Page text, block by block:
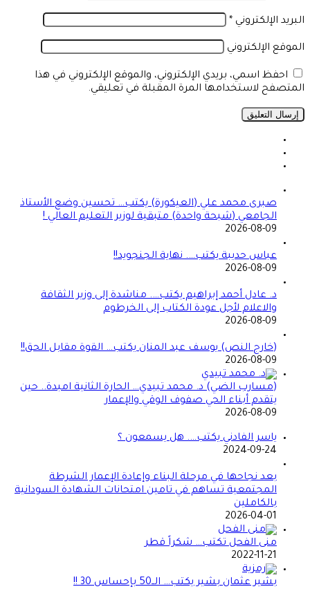
البريد الإلكتروني *
الموقع الإلكتروني
احفظ اسمي، بريدي الإلكتروني، والموقع الإلكتروني في هذا
المتصفح لاستخدامها المرة المقبلة في تعليقي.
صبرى محمد علي (العيكورة) يكتب… تحسين وضع الأستاذ
الجامعي (شبحة واحدة) متبقية لوزير التعليم العالي !
2026-08-09
عباس حديبة يكتب…. نهاية الجنجويد!!
2026-08-09
د. عادل أحمد إبراهيم يكتب…. مناشدة إلى وزير الثقافة
والاعلام لأجل عودة الكتاب إلى الخرطوم
2026-08-09
(خارج النص) يوسف عبد المنان يكتب… القوة مقابل الحق!!
2026-08-09
(مسارب الضي) د. محمد تبيدي… الحارة الثانية امبدة.. حين
يتقدم أبناء الحي صفوف الوقي والإعمار
2026-08-09
ياسر الفادني يكتب…. هل يسمعون ؟
2024-09-24
بعد نجاحها في مرحلة البناء وإعادة الإعمار الشرطة
المجتمعية تساهم في تامين امتحانات الشهادة السودانية
بالكاملين
2026-04-01
منى الفحل تكتب… شكراً قطر
2022-11-21
بشير عثمان بشير يكتب… الــ50 بإحساس 30 !!